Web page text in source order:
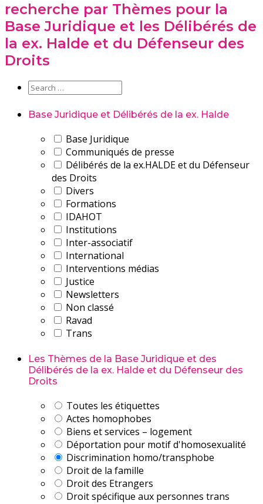
recherche par Thèmes pour la
Base Juridique et les Délibérés de
la ex. Halde et du Défenseur des
Droits
Base Juridique et Délibérés de la ex. Halde
Base Juridique
Communiqués de presse
Délibérés de la ex.HALDE et du Défenseur
des Droits
Divers
Formations
IDAHOT
Institutions
Inter-associatif
International
Interventions médias
Justice
Newsletters
Non classé
Ravad
Trans
Les Thèmes de la Base Juridique et des
Délibérés de la ex. Halde et du Défenseur des
Droits
Toutes les étiquettes
Actes homophobes
Biens et services – logement
Déportation pour motif d'homosexualité
Discrimination homo/transphobe
Droit de la famille
Droit des Etrangers
Droit spécifique aux personnes trans